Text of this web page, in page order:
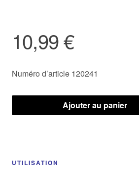
10,99 €
Numéro d’article 120241
Ajouter au panier
UTILISATION